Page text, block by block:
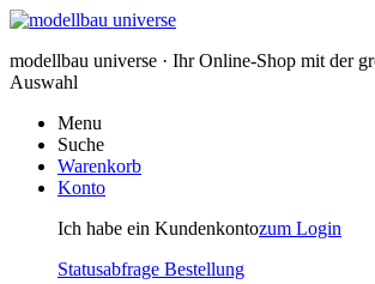
modellbau universe · Ihr Online-Shop mit der
Auswahl
Menu
Suche
Warenkorb
Konto
Ich habe ein Kundenkontozum Login
Statusabfrage Bestellung